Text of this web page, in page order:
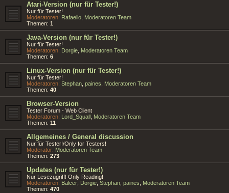
Atari-Version (nur für Tester!)
Nur für Tester!
Moderatoren: Rafaello Moderatoren Team
Themen: 1
Java-Version (nur für Tester!)
Nur für Tester!
Moderatoren: Dorgie Moderatoren Team
Themen: 6
Linux-Version (nur für Tester!)
Nur für Tester!
Moderatoren: Stephan paines
Moderatoren Team
Themen: 40
Browser-Version
Tester Forum - Web Client
Moderatoren: Lord_Squall Moderatoren Team
Themen: 11
Allgemeines / General discussion
Nur für Tester!/Only for Testers!
Moderator: Moderatoren Team
Themen: 273
Updates (nur für Tester!)
Nur Lesezugriff! Only Reading!
Moderatoren: Balcer Dorgie Stephan paines
Moderatoren Team
Themen: 470